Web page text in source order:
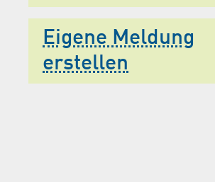
Eigene Meldung
erstellen